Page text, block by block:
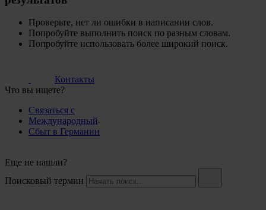
Проверьте, нет ли ошибки в написании слов.
Попробуйте выполнить поиск по разным словам.
Попробуйте использовать более широкий поиск.
Контакты
Что вы ищете?
Связаться с
Международный
Сбыт в Германии
Еще не нашли?
Поисковый термин